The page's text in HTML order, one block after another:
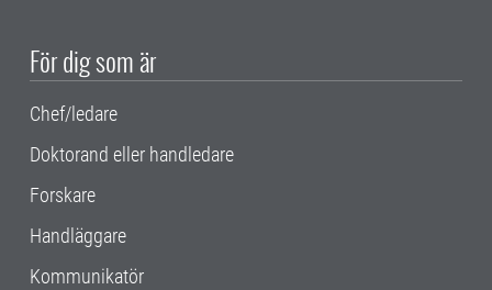
För dig som är
Chef/ledare
Doktorand eller handledare
Forskare
Handläggare
Kommunikatör